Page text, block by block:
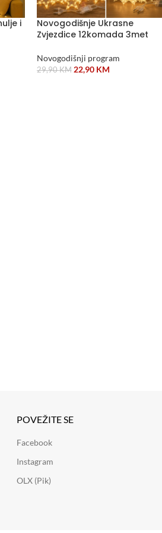
i
Novogodišnje Ukrasne
Zvjezdice 12komada 3met
Novogodišnji program
29,90KM 22,90 KM
POVEŽITE SE
Facebook
Instagram
OLX (Pik)